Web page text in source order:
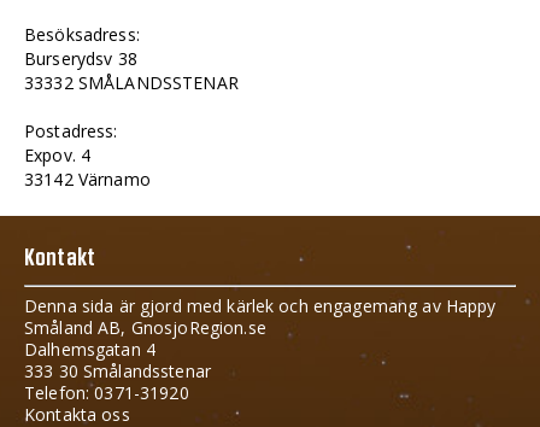
Besöksadress:
Burserydsv 38
33332 SMÅLANDSSTENAR
Postadress:
Expov. 4
33142 Värnamo
Kontakt
Denna sida är gjord med kärlek och engagemang av Happy
Småland AB, GnosjoRegion.se
Dalhemsgatan 4
333 30 Smålandsstenar
Telefon: 0371-31920
Kontakta oss